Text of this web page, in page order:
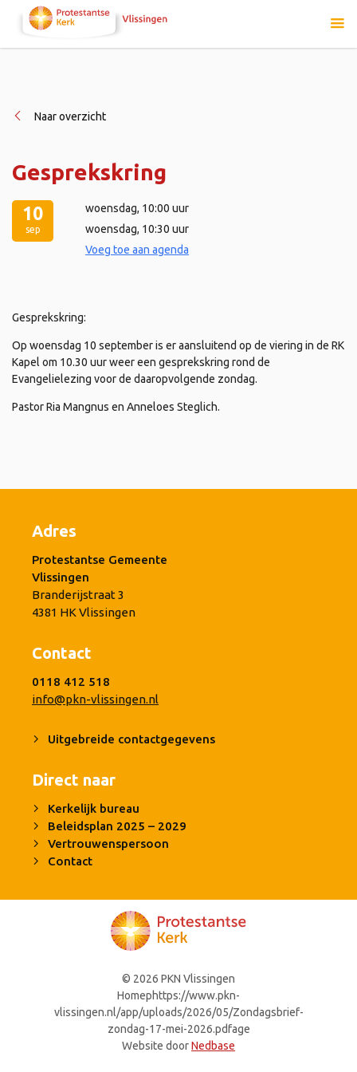
Naar overzicht
Gesprekskring
10
sep
woensdag, 10:00 uur
woensdag, 10:30 uur
Voeg toe aan agenda
Gesprekskring:
Op woensdag 10 september is er aansluitend op de viering in de RK
Kapel om 10.30 uur weer een gesprekskring rond de
Evangelielezing voor de daaropvolgende zondag.
Pastor Ria Mangnus en Anneloes Steglich.
Adres
Protestantse Gemeente
Vlissingen
Branderijstraat 3
4381 HK Vlissingen
Contact
0118 412 518
info@pkn-vlissingen.nl
Uitgebreide contactgegevens
Direct naar
Kerkelijk bureau
Beleidsplan 2025 – 2029
Vertrouwenspersoon
Contact
© 2026 PKN Vlissingen
Homephttps://www.pkn-
vlissingen.nl/app/uploads/2026/05/Zondagsbrief-
zondag-17-mei-2026.pdfage
Website doorNedbase